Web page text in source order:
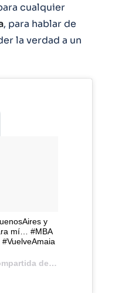
cualquier
, para hablar de
la verdad a un
y
mí… #MBA
Una publicación compartida deAmaia montero